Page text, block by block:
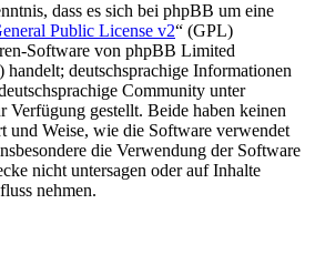
dass es sich bei phpBB um eine
Public License v2“ (GPL)
Software von phpBB Limited
deutschsprachige Informationen
Community unter
Verfügung gestellt. Beide haben keinen
und Weise, wie die Software verwendet
die Verwendung der Software
nicht untersagen oder auf Inhalte
nehmen.